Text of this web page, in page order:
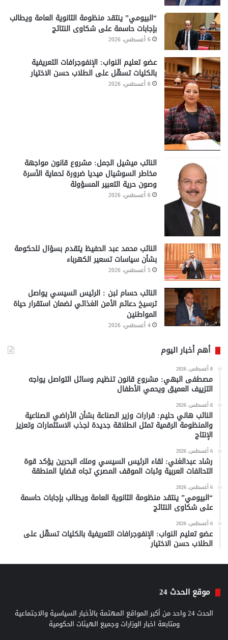
“البيومي” ينتقد منظومة الثانوية العامة ويطالب
بإجابات حاسمة على شكاوى النتائج
6 أغسطس، 2026
عضو تعليم النواب: الإنفوجرافات التعريفية
بالكليات تسهّل على الطلاب حسن الاختيار
6 أغسطس، 2026
النائب ميشيل الجمل: مشروع قانون مواجهة
مخاطر السوشيال ميديا ضرورة لحماية الأسرة
وصون حرية التعبير المسؤولة
6 أغسطس، 2026
النائب محمد عبد الحفيظ يتقدم بسؤال للحكومة
بشأن سياسات تسعير الكهرباء
5 أغسطس، 2026
النائب حسام لبن : الرئيس السيسي يواصل
ترسيخ دعائم الأمن الغذائي لضمان استقرار حياة
المواطنين
4 أغسطس، 2026
أهم أخبار اليوم
8 أغسطس، 2026
مصطفى البهي: مشروع قانون تنظيم وسائل التواصل يواجه
التزييف العميق ويحمي الأطفال
8 أغسطس، 2026
النائب هاني حليم: قرارات وزير الصناعة بشأن الأراضي الصناعية
والمنظومة الرقمية تمثل انطلاقة جديدة لجذب الاستثمارات وتعزيز
الإنتاج
6 أغسطس، 2026
رشاد عبدالغني: لقاء الرئيس السيسي وملك البحرين يؤكد قوة
التحالفات العربية وثبات الموقف المصري تجاه قضايا المنطقة
6 أغسطس، 2026
“البيومي” ينتقد منظومة الثانوية العامة ويطالب بإجابات حاسمة
على شكاوى النتائج
6 أغسطس، 2026
عضو تعليم النواب: الإنفوجرافات التعريفية بالكليات تسهّل على
الطلاب حسن الاختيار
موقع الحدث 24
الحدث 24 واحد من أكبر المواقع المهتمة بالأخبار السياسية والاجتماعية
ومتابعة اخبار الوزارات وجميع الهيئات الحكومية